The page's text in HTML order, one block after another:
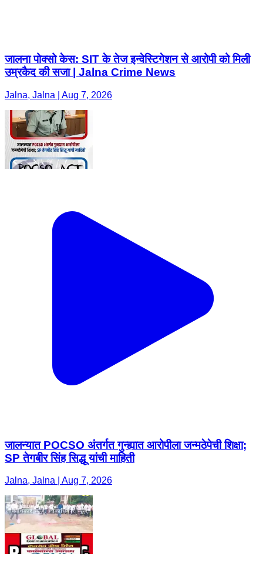
जालना पोक्सो केस: SIT के तेज इन्वेस्टिगेशन से आरोपी को मिली
उम्रकैद की सजा | Jalna Crime News
Jalna, Jalna | Aug 7, 2026
जालन्यात POCSO अंतर्गत गुन्ह्यात आरोपीला जन्मठेपेची शिक्षा;
SP तेगबीर सिंह सिद्धू यांची माहिती
Jalna, Jalna | Aug 7, 2026